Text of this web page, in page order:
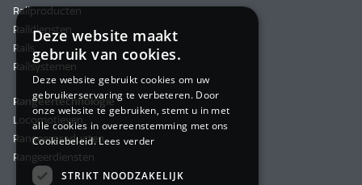
Railproducten
Raildiensten
Rails
Railsystemen
Rangeertechnologie
Locomotieven
Rangeerproducten
Rangeerdiensten
Deze website maakt
gebruik van cookies.
Deze website gebruikt cookies om uw
gebruikerservaring te verbeteren. Door
onze website te gebruiken, stemt u in met
alle cookies in overeenstemming met ons
Cookiebeleid.Lees verder
STRIKT NOODZAKELIJK